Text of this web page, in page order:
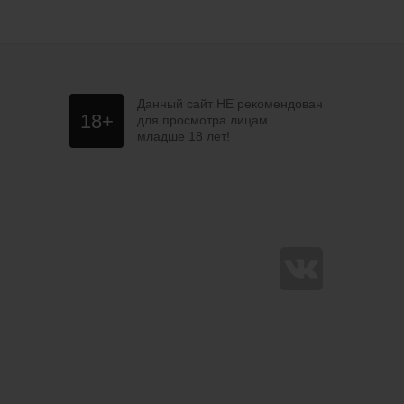
18+
Данный сайт НЕ рекомендован
для просмотра лицам
младше 18 лет!